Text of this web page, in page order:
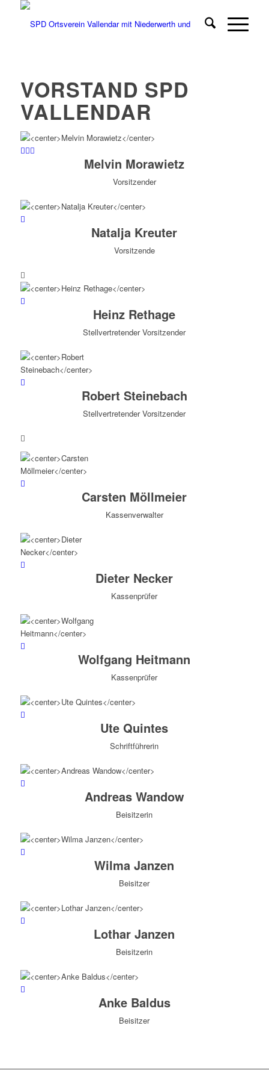
VORSTAND SPD
VALLENDAR
Melvin Morawietz
Vorsitzender
Natalja Kreuter
Vorsitzende
Heinz Rethage
Stellvertretender Vorsitzender
Robert Steinebach
Stellvertretender Vorsitzender
Carsten Möllmeier
Kassenverwalter
Dieter Necker
Kassenprüfer
Wolfgang Heitmann
Kassenprüfer
Ute Quintes
Schriftführerin
Andreas Wandow
Beisitzerin
Wilma Janzen
Beisitzer
Lothar Janzen
Beisitzerin
Anke Baldus
Beisitzer